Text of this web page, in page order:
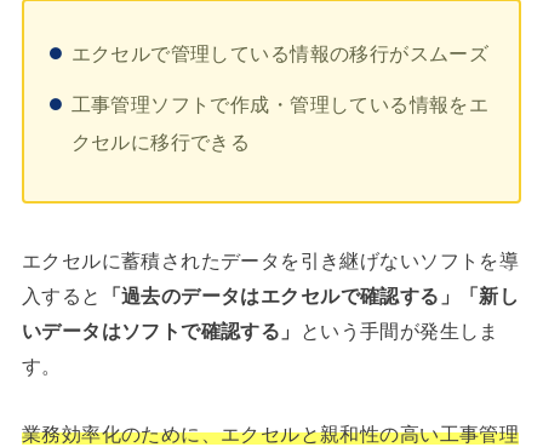
エクセルで管理している情報の移行がスムーズ
工事管理ソフトで作成・管理している情報をエ
クセルに移行できる
エクセルに蓄積されたデータを引き継げないソフトを導
入すると
「過去のデータはエクセルで確認する」「新し
いデータはソフトで確認する」
という手間が発生しま
す。
業務効率化のために、エクセルと親和性の高い工事管理